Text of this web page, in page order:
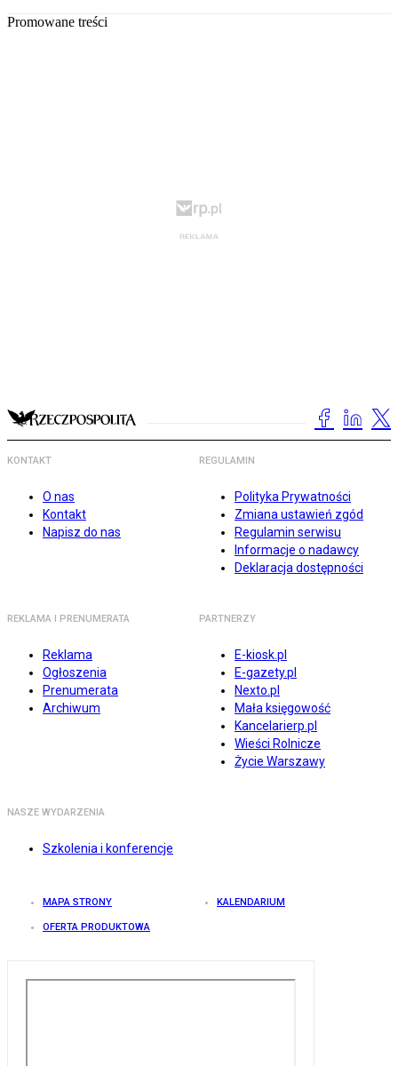
Promowane treści
KONTAKT
O nas
Kontakt
Napisz do nas
REGULAMIN
Polityka Prywatności
Zmiana ustawień zgód
Regulamin serwisu
Informacje o nadawcy
Deklaracja dostępności
REKLAMA I PRENUMERATA
Reklama
Ogłoszenia
Prenumerata
Archiwum
PARTNERZY
E-kiosk.pl
E-gazety.pl
Nexto.pl
Mała księgowość
Kancelarierp.pl
Wieści Rolnicze
Życie Warszawy
NASZE WYDARZENIA
Szkolenia i konferencje
MAPA STRONY KALENDARIUM
OFERTA PRODUKTOWA